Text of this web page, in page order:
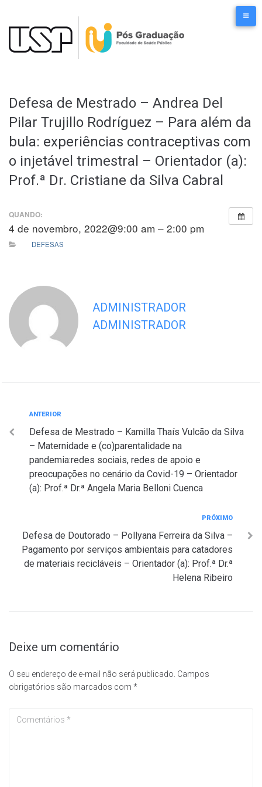
conteúdo
Defesa de Mestrado – Andrea Del
Pilar Trujillo Rodríguez – Para além da
bula: experiências contraceptivas com
o injetável trimestral – Orientador (a):
Prof.ª Dr. Cristiane da Silva Cabral
QUANDO:
4 de novembro, 2022@9:00 am – 2:00 pm
DEFESAS
ADMINISTRADOR
ADMINISTRADOR
Navegação
de
Post
Anterior
ANTERIOR
Defesa de Mestrado – Kamilla Thaís Vulcão da Silva
– Maternidade e (co)parentalidade na
pandemia:redes sociais, redes de apoio e
preocupações no cenário da Covid-19 – Orientador
(a): Prof.ª Dr.ª Angela Maria Belloni Cuenca
PRÓXIMO
Defesa de Doutorado – Pollyana Ferreira da Silva –
Pagamento por serviços ambientais para catadores
de materiais recicláveis – Orientador (a): Prof.ª Dr.ª
Helena Ribeiro
Deixe um comentário
O seu endereço de e-mail não será publicado. Campos
obrigatórios são marcados com *